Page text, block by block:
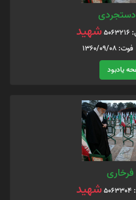
شهید
یادبود
فرخاری
شهید